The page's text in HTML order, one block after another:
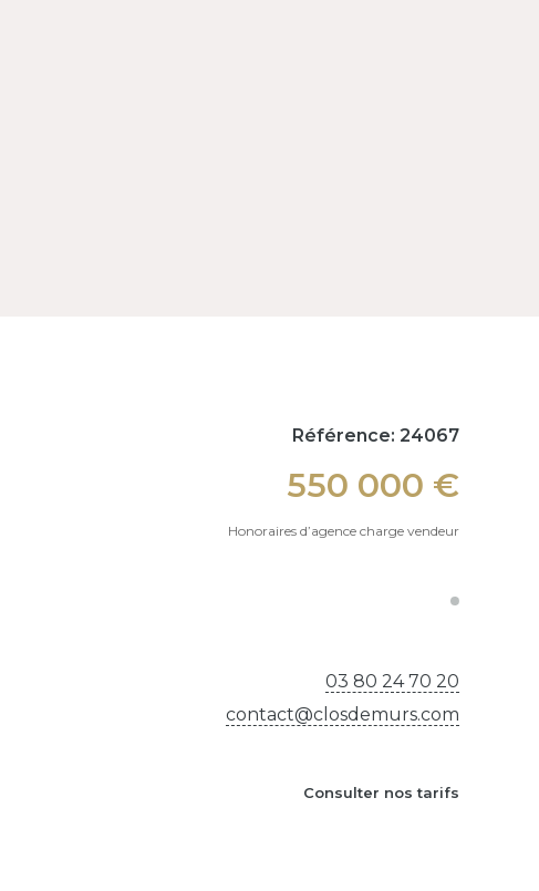
Référence: 24067
550 000 €
Honoraires d’agence charge vendeur
03 80 24 70 20
contact@closdemurs.com
Consulter nos tarifs